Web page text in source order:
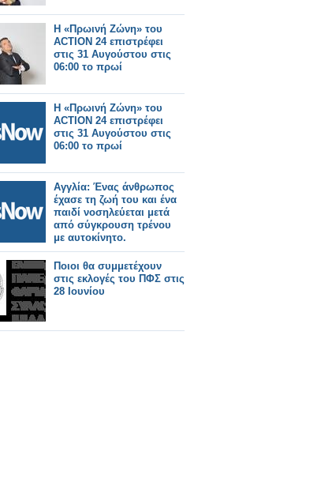
Η «Πρωινή Ζώνη» του
ACTION 24 επιστρέφει
στις 31 Αυγούστου στις
06:00 το πρωί
Η «Πρωινή Ζώνη» του
ACTION 24 επιστρέφει
στις 31 Αυγούστου στις
06:00 το πρωί
Αγγλία: Ένας άνθρωπος
έχασε τη ζωή του και ένα
παιδί νοσηλεύεται μετά
από σύγκρουση τρένου
με αυτοκίνητο.
Ποιοι θα συμμετέχουν
στις εκλογές του ΠΦΣ στις
28 Ιουνίου